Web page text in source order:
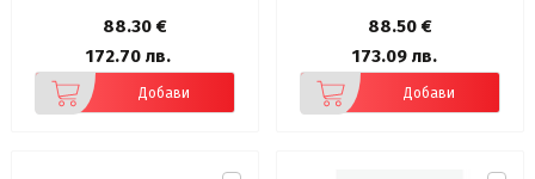
88.30 €
172.70 лв.
Добави
88.50 €
173.09 лв.
Добави